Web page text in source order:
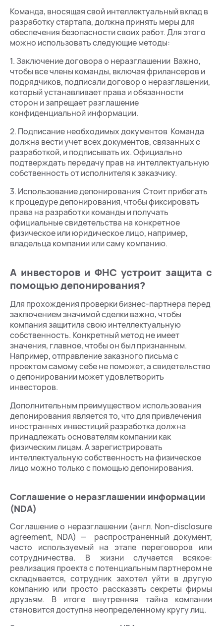
Команда, вносящая свой интеллектуальный вклад в
разработку стартапа, должна принять меры для
обеспечения безопасности своих работ. Для этого
можно использовать следующие методы:
1. Заключение договора о неразглашении Важно,
чтобы все члены команды, включая фрилансеров и
подрядчиков, подписали договор о неразглашении,
который устанавливает права и обязанности
сторон и запрещает разглашение
конфиденциальной информации.
2. Подписание необходимых документов Команда
должна вести учет всех документов, связанных с
разработкой, и подписывать их. Официально
подтверждать передачу прав на интеллектуальную
собственность от исполнителя к заказчику.
3. Использование депонирования Стоит прибегать
к процедуре депонирования, чтобы фиксировать
права на разработки команды и получать
официальные свидетельства на конкретное
физическое или юридическое лицо, например,
владельца компании или саму компанию.
А инвесторов и ФНС устроит защита с
помощью депонирования?
Для прохождения проверки бизнес-партнера перед
заключением значимой сделки важно, чтобы
компания защитила свою интеллектуальную
собственность. Конкретный метод не имеет
значения, главное, чтобы он был признанным.
Например, отправление заказного письма с
проектом самому себе не поможет, а свидетельство
о депонировании может удовлетворить
инвесторов.
Дополнительным преимуществом использования
депонирования является то, что для привлечения
иностранных инвестиций разработка должна
принадлежать основателям компании как
физическим лицам. А зарегистрировать
интеллектуальную собственность на физическое
лицо можно только с помощью депонирования.
Соглашение о неразглашении информации
(NDA)
Соглашение о неразглашении (англ. Non-disclosure
agreement, NDA) — распространенный документ,
часто используемый на этапе переговоров или
сотрудничества. В жизни случается всякое:
реализация проекта с потенциальным партнером не
складывается, сотрудник захотел уйти в другую
компанию или просто рассказать секреты фирмы
друзьям. В итоге внутренняя тайна компании
становится доступна неопределенному кругу лиц.